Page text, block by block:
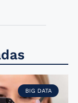
BIG DATA